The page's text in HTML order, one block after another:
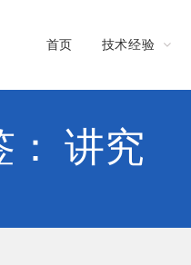
首页 技术经验
： 讲究